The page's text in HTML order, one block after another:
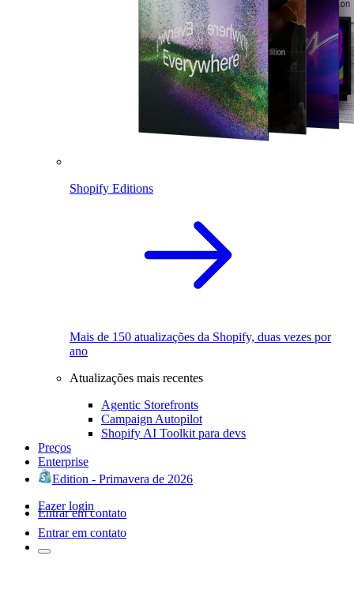
Shopify Editions
Mais de 150 atualizações da Shopify, duas vezes por
ano
Atualizações mais recentes
Agentic Storefronts
Campaign Autopilot
Shopify AI Toolkit para devs
Preços
Enterprise
Edition - Primavera de 2026
Fazer login
Entrar em contato
Entrar em contato